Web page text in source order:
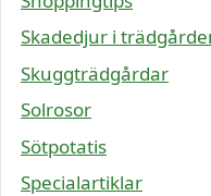
Skadedjur i
Skuggträdgårdar
Solrosor
Sötpotatis
Specialartiklar